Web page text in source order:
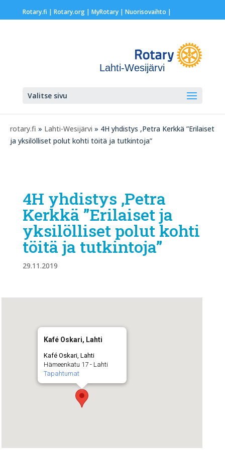
Rotary.fi | Rotary.org| MyRotary | Nuorisovaihto |
Lahti-Wesijärvi
Valitse sivu
rotary.fi » Lahti-Wesijärvi » 4H yhdistys ,Petra Kerkkä ”Erilaiset
ja yksilölliset polut kohti töitä ja tutkintoja”
4H yhdistys ,Petra
Kerkkä ”Erilaiset ja
yksilölliset polut kohti
töitä ja tutkintoja”
29.11.2019
Kafé Oskari, Lahti
Kafé Oskari, Lahti
Hämeenkatu 17 - Lahti
Tapahtumat